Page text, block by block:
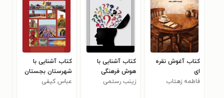
کتاب آغوش نقره
ای
فاطمه زهتاب
کتاب آشنایی با
هوش فرهنگی
زینب رستمی
کتاب آشنایی با
شهرستان بجستان
عباس کیفی